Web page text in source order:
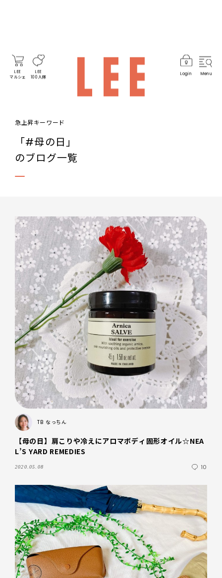
LEE
マルシェ
LEE
100人隊
Login Menu
急上昇キーワード
「#母の日」
のブログ一覧
TB なっちん
【母の日】肩こりや冷えにアロマボディ固形オイル☆NEA
L’S YARD REMEDIES
2020.05.08 10